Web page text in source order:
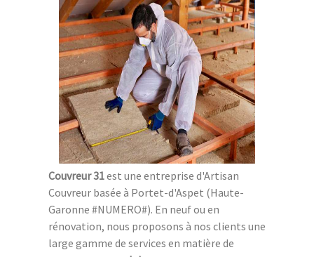
Couvreur 31est une entreprise d'Artisan
Couvreur basée à Portet-d'Aspet (Haute-
Garonne #NUMERO#). En neuf ou en
rénovation, nous proposons à nos clients une
large gamme de services en matière de